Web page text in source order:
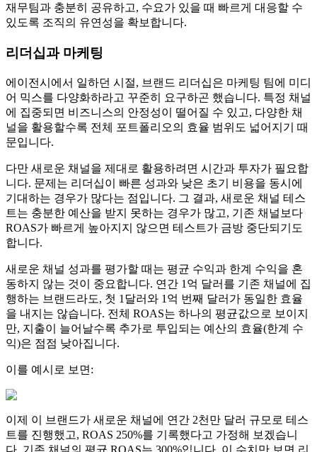
재무팀과 충분히 공유하고, 수요가 있을 때 빠르게 대응할 수
있도록 조직의 유연성을 확보합니다.
리더십과 마케팅
에이전시에서 일하던 시절, 브랜드 리더십은 마케팅 팀에 미디
어 믹스를 다양화하라고 꾸준히 요구하곤 했습니다. 특정 채널
에 집중되면 비즈니스의 안정성이 떨어질 수 있고, 다양한 채
널을 활용할수록 전체 포트폴리오의 효율 범위도 넓어지기 때
문입니다.
다만 새로운 채널을 제대로 활용하려면 시간과 투자가 필요합
니다. 문제는 리더십이 빠른 성과와 낮은 초기 비용을 동시에
기대하는 경우가 많다는 점입니다. 그 결과, 새로운 채널 테스
트는 충분한 예산을 받지 못하는 경우가 많고, 기존 채널보다
ROAS가 빠르게 높아지지 않으면 테스트가 금방 중단되기도
합니다.
새로운 채널 성과를 평가할 때는 평균 수익과 한계 수익을 혼
동하지 않는 것이 중요합니다. 연간 1억 달러를 기존 채널에 집
행하는 브랜드라도, 첫 1달러와 1억 번째 달러가 동일한 효율
을 내지는 않습니다. 전체 ROAS는 하나의 평균값으로 보이지
만, 지출이 늘어날수록 추가로 투입되는 예산의 효율(한계 수
익)은 점점 낮아집니다.
이를 예시로 보면:
이제 이 브랜드가 새로운 채널에 연간 2천만 달러 규모로 테스
트를 진행했고, ROAS 250%를 기록했다고 가정해 보겠습니
다. 기존 채널의 평균 ROAS는 300%입니다. 이 수치만 보면 리